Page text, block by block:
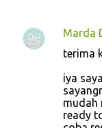
Marda
terima
iya
mudah
ready